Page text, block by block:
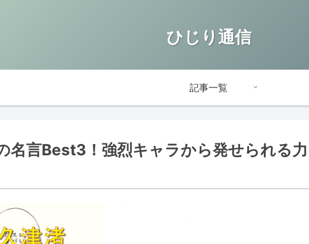
ひじり通信
記事一覧
名言Best3！強烈キャラから発せられる力